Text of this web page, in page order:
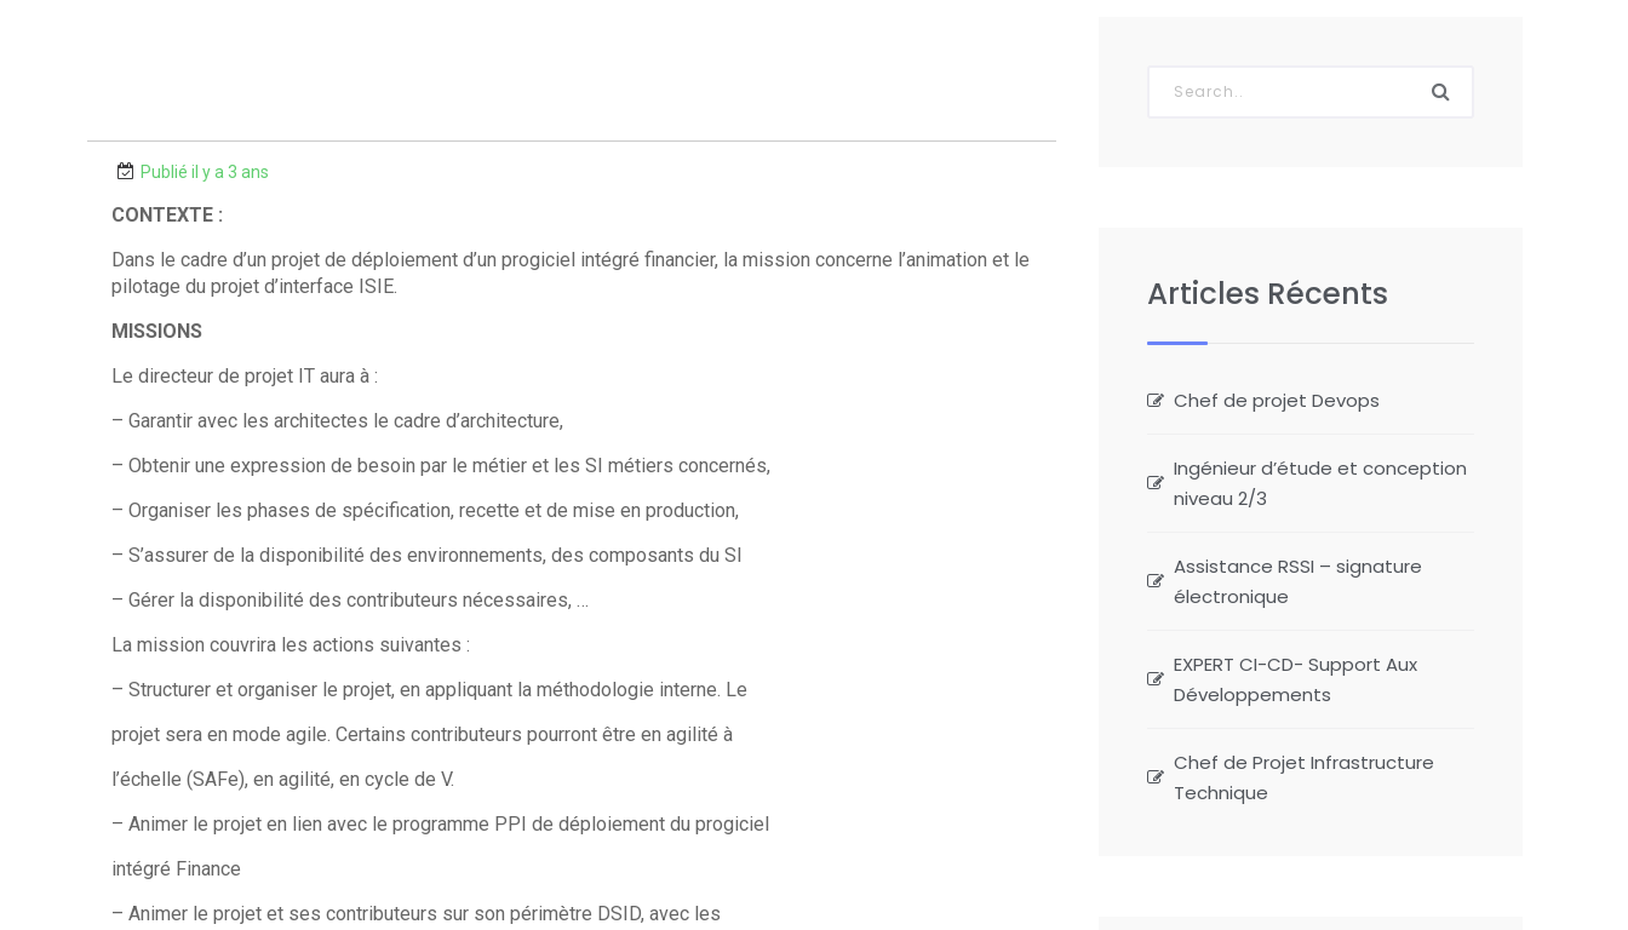
Publié il y a 3 ans
CONTEXTE :
Dans le cadre d’un projet de déploiement d’un progiciel intégré financier, la mission concerne l’animation et le
pilotage du projet d’interface ISIE.
MISSIONS
Le directeur de projet IT aura à :
– Garantir avec les architectes le cadre d’architecture,
– Obtenir une expression de besoin par le métier et les SI métiers concernés,
– Organiser les phases de spécification, recette et de mise en production,
– S’assurer de la disponibilité des environnements, des composants du SI
– Gérer la disponibilité des contributeurs nécessaires, …
La mission couvrira les actions suivantes :
– Structurer et organiser le projet, en appliquant la méthodologie interne. Le
projet sera en mode agile. Certains contributeurs pourront être en agilité à
l’échelle (SAFe), en agilité, en cycle de V.
– Animer le projet en lien avec le programme PPI de déploiement du progiciel
intégré Finance
– Animer le projet et ses contributeurs sur son périmètre DSID, avec les
Articles Récents
Chef de projet Devops
Ingénieur d’étude et conception
niveau 2/3
Assistance RSSI – signature
électronique
EXPERT CI-CD- Support Aux
Développements
Chef de Projet Infrastructure
Technique